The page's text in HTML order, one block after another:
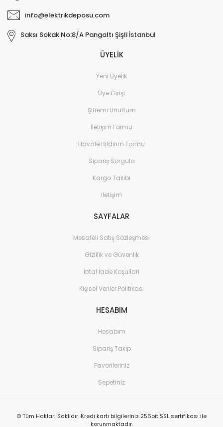
info@elektrikdeposu.com
Saksı Sokak No:8/A Pangaltı Şişli İstanbul
ÜYELİK
Yeni Üyelik
Üye Girişi
Şifremi Unuttum
İletişim Formu
Havale Bildirim Formu
Sipariş Sorgula
Kargo Takibi
İletişim
SAYFALAR
Mesafeli Satış Sözleşmesi
Gizlilik ve Güvenlik
İptal İade Koşullari
Kişisel Veriler Politikası
HESABIM
Hesabım
Sipariş Takip
Favorileriniz
Sepetiniz
© Tüm Hakları Saklıdır. Kredi kartı bilgileriniz 256bit SSL sertifikası ile
korunmaktadır.